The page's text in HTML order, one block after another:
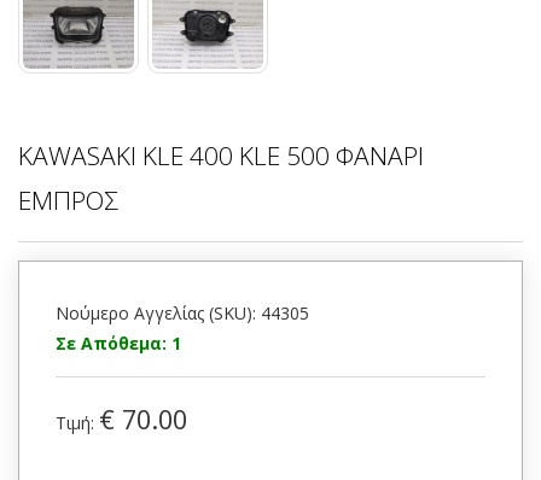
KAWASAKI KLE 400 KLE 500 ΦΑΝΑΡΙ
ΕΜΠΡΟΣ
Νούμερο Αγγελίας (SKU): 44305
Σε Απόθεμα: 1
Τιμή: € 70.00